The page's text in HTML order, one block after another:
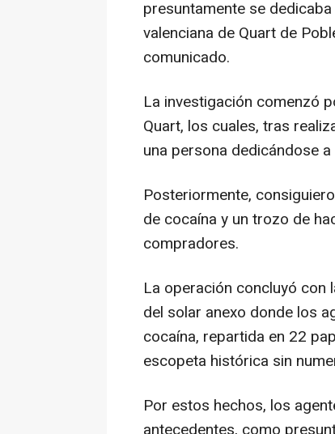
presuntamente se
valenciana de Quart de
comunicado.
La investigación comenzó
Quart, los cuales, tras
una persona dedicándose
Posteriormente,
de cocaína y un trozo de
compradores.
La operación concluyó con
del solar anexo donde los
cocaína, repartida en 22
escopeta histórica sin
Por estos hechos, los